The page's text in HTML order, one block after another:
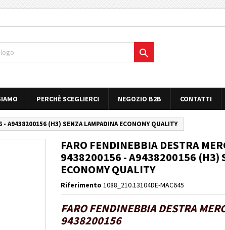

PERCHÈ SCEGLIERCI NEGOZIO B2B CONTATTI
A9438200156 (H3) SENZA LAMPADINA ECONOMY QUALITY
FARO FENDINEBBIA DESTRA
9438200156 - A9438200156 (H3)
ECONOMY QUALITY
Riferimento 1088_210.13104DE-MAC645
FARO FENDINEBBIA DESTRA
9438200156